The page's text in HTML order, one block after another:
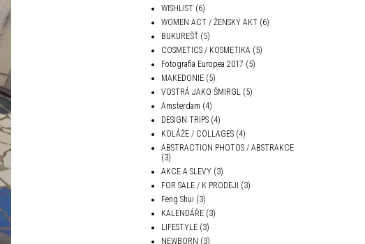
WISHLIST (6)
WOMEN ACT / ŽENSKÝ AKT (6)
BUKUREŠŤ (5)
COSMETICS / KOSMETIKA (5)
Fotografia Europea 2017 (5)
MAKEDONIE (5)
VOSTRÁ JAKO ŠMIRGL (5)
Amsterdam (4)
DESIGN TRIPS (4)
KOLÁŽE / COLLAGES (4)
ABSTRACTION PHOTOS / ABSTRAKCE
(3)
AKCE A SLEVY (3)
FOR SALE / K PRODEJI (3)
Feng Shui (3)
KALENDÁŘE (3)
LIFESTYLE (3)
NEWBORN (3)